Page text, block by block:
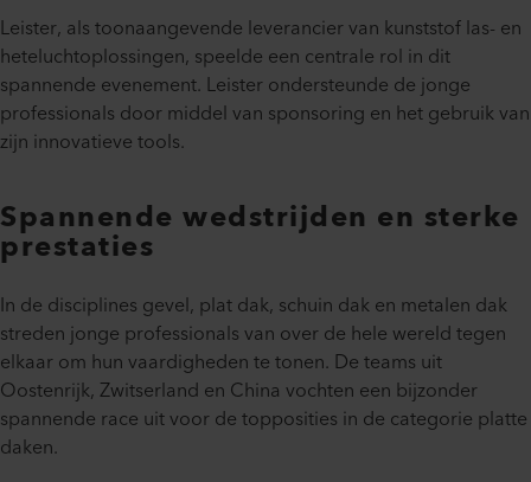
Leister, als toonaangevende leverancier van kunststof las- en
heteluchtoplossingen, speelde een centrale rol in dit
spannende evenement. Leister ondersteunde de jonge
professionals door middel van sponsoring en het gebruik van
zijn innovatieve tools.
Spannende wedstrijden en sterke
prestaties
In de disciplines gevel, plat dak, schuin dak en metalen dak
streden jonge professionals van over de hele wereld tegen
elkaar om hun vaardigheden te tonen. De teams uit
Oostenrijk, Zwitserland en China vochten een bijzonder
spannende race uit voor de topposities in de categorie platte
daken.